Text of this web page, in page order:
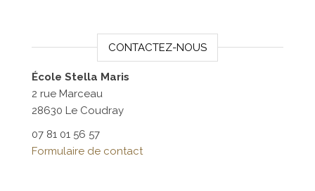
CONTACTEZ-NOUS
École Stella Maris
2 rue Marceau
28630 Le Coudray
07 81 01 56 57
Formulaire de contact